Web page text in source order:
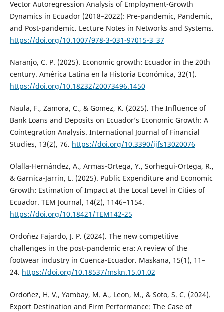
Vector Autoregression Analysis of Employment-Growth
Dynamics in Ecuador (2018–2022): Pre-pandemic, Pandemic,
and Post-pandemic. Lecture Notes in Networks and Systems.
https://doi.org/10.1007/978-3-031-97015-3_37
Naranjo, C. P. (2025). Economic growth: Ecuador in the 20th
century. América Latina en la Historia Económica, 32(1).
https://doi.org/10.18232/20073496.1450
Naula, F., Zamora, C., & Gomez, K. (2025). The Influence of
Bank Loans and Deposits on Ecuador’s Economic Growth: A
Cointegration Analysis. International Journal of Financial
Studies, 13(2), 76. https://doi.org/10.3390/ijfs13020076
Olalla-Hernández, A., Armas-Ortega, Y., Sorhegui-Ortega, R.,
& Garnica-Jarrin, L. (2025). Public Expenditure and Economic
Growth: Estimation of Impact at the Local Level in Cities of
Ecuador. TEM Journal, 14(2), 1146–1154.
https://doi.org/10.18421/TEM142-25
Ordoñez Fajardo, J. P. (2024). The new competitive
challenges in the post-pandemic era: A review of the
footwear industry in Cuenca-Ecuador. Maskana, 15(1), 11–
24. https://doi.org/10.18537/mskn.15.01.02
Ordoñez, H. V., Yambay, M. A., Leon, M., & Soto, S. C. (2024).
Export Destination and Firm Performance: The Case of